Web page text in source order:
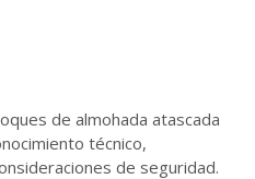
de almohada atascada
técnico,
de seguridad.